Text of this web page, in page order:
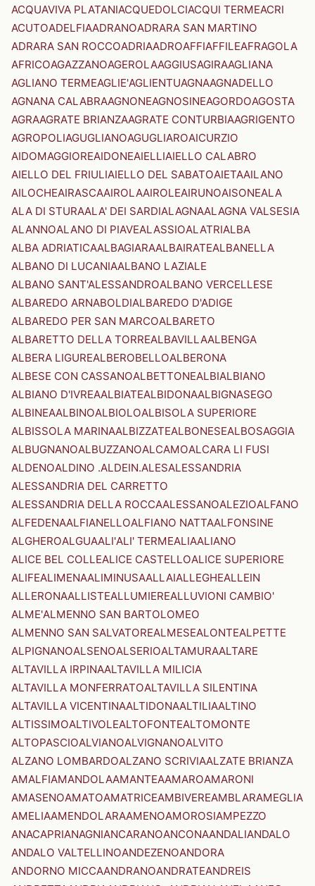
ACQUAVIVA PLATANIACQUEDOLCIACQUI TERMEACRI
ACUTOADELFIAADRANOADRARA SAN MARTINO
ADRARA SAN ROCCOADRIAADROAFFIAFFILEAFRAGOLA
AFRICOAGAZZANOAGEROLAAGGIUSAGIRAAGLIANA
AGLIANO TERMEAGLIE'AGLIENTUAGNAAGNADELLO
AGNANA CALABRAAGNONEAGNOSINEAGORDOAGOSTA
AGRAAGRATE BRIANZAAGRATE CONTURBIAAGRIGENTO
AGROPOLIAGUGLIANOAGUGLIAROAICURZIO
AIDOMAGGIOREAIDONEAIELLIAIELLO CALABRO
AIELLO DEL FRIULIAIELLO DEL SABATOAIETAAILANO
AILOCHEAIRASCAAIROLAAIROLEAIRUNOAISONEALA
ALA DI STURAALA' DEI SARDIALAGNAALAGNA VALSESIA
ALANNOALANO DI PIAVEALASSIOALATRIALBA
ALBA ADRIATICAALBAGIARAALBAIRATEALBANELLA
ALBANO DI LUCANIAALBANO LAZIALE
ALBANO SANT'ALESSANDROALBANO VERCELLESE
ALBAREDO ARNABOLDIALBAREDO D'ADIGE
ALBAREDO PER SAN MARCOALBARETO
ALBARETTO DELLA TORREALBAVILLAALBENGA
ALBERA LIGUREALBEROBELLOALBERONA
ALBESE CON CASSANOALBETTONEALBIALBIANO
ALBIANO D'IVREAALBIATEALBIDONAALBIGNASEGO
ALBINEAALBINOALBIOLOALBISOLA SUPERIORE
ALBISSOLA MARINAALBIZZATEALBONESEALBOSAGGIA
ALBUGNANOALBUZZANOALCAMOALCARA LI FUSI
ALDENOALDINO .ALDEIN.ALESALESSANDRIA
ALESSANDRIA DEL CARRETTO
ALESSANDRIA DELLA ROCCAALESSANOALEZIOALFANO
ALFEDENAALFIANELLOALFIANO NATTAALFONSINE
ALGHEROALGUAALI'ALI' TERMEALIAALIANO
ALICE BEL COLLEALICE CASTELLOALICE SUPERIORE
ALIFEALIMENAALIMINUSAALLAIALLEGHEALLEIN
ALLERONAALLISTEALLUMIEREALLUVIONI CAMBIO'
ALME'ALMENNO SAN BARTOLOMEO
ALMENNO SAN SALVATOREALMESEALONTEALPETTE
ALPIGNANOALSENOALSERIOALTAMURAALTARE
ALTAVILLA IRPINAALTAVILLA MILICIA
ALTAVILLA MONFERRATOALTAVILLA SILENTINA
ALTAVILLA VICENTINAALTIDONAALTILIAALTINO
ALTISSIMOALTIVOLEALTOFONTEALTOMONTE
ALTOPASCIOALVIANOALVIGNANOALVITO
ALZANO LOMBARDOALZANO SCRIVIAALZATE BRIANZA
AMALFIAMANDOLAAMANTEAAMAROAMARONI
AMASENOAMATOAMATRICEAMBIVEREAMBLARAMEGLIA
AMELIAAMENDOLARAAMENOAMOROSIAMPEZZO
ANACAPRIANAGNIANCARANOANCONAANDALIANDALO
ANDALO VALTELLINOANDEZENOANDORA
ANDORNO MICCAANDRANOANDRATEANDREIS